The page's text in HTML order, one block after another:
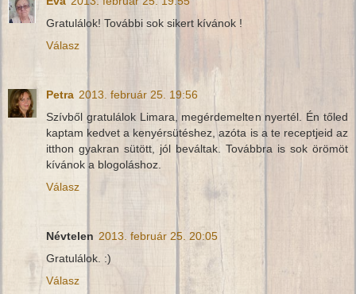
Gratulálok! További sok sikert kívánok !
Válasz
Petra 2013. február 25. 19:56
Szívből gratulálok Limara, megérdemelten nyertél. Én tőled
kaptam kedvet a kenyérsütéshez, azóta is a te receptjeid az
itthon gyakran sütött, jól beváltak. Továbbra is sok örömöt
kívánok a blogoláshoz.
Válasz
Névtelen 2013. február 25. 20:05
Gratulálok. :)
Válasz